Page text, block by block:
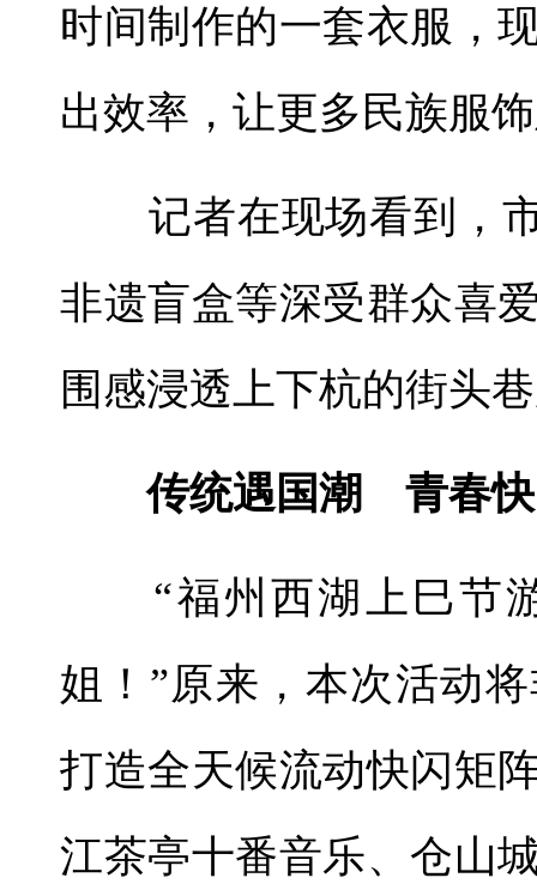
时间制作的一套衣服，
出效率，让更多民族服
记者在现场看到，市
非遗盲盒等深受群众喜
围感浸透上下杭的街头
传统遇国潮 青春快
“福州西湖上巳节游
姐！”原来，本次活动
打造全天候流动快闪矩
江茶亭十番音乐、仓山